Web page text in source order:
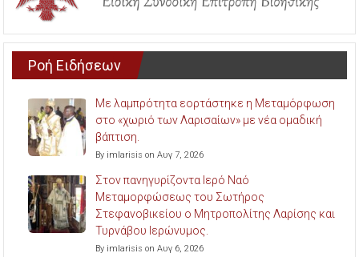
Ροή Ειδήσεων
Με λαμπρότητα εορτάστηκε η Μεταμόρφωση
στο «χωριό των Λαρισαίων» με νέα ομαδική
βάπτιση.
By imlarisis on Αυγ 7, 2026
Στον πανηγυρίζοντα Ιερό Ναό
Μεταμορφώσεως του Σωτήρος
Στεφανοβικείου ο Μητροπολίτης Λαρίσης και
Τυρνάβου Ιερώνυμος.
By imlarisis on Αυγ 6, 2026